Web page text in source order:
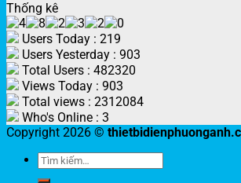
Thống kê
Users Today : 219
Users Yesterday : 903
Total Users : 482320
Views Today : 903
Total views : 2312084
Who's Online : 3
Copyright 2026 ©